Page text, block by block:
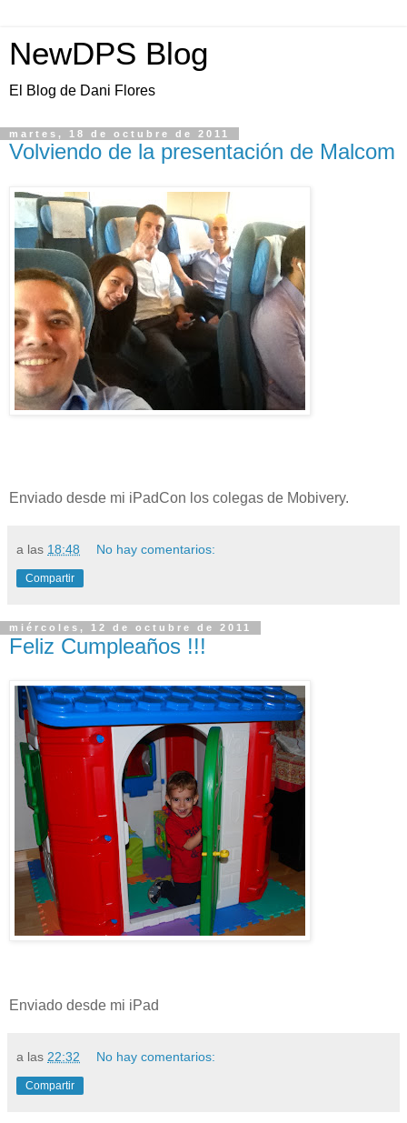
NewDPS Blog
El Blog de Dani Flores
martes, 18 de octubre de 2011
Volviendo de la presentación de Malcom
Enviado desde mi iPadCon los colegas de Mobivery.
a las 18:48 No hay comentarios:
Compartir
miércoles, 12 de octubre de 2011
Feliz Cumpleaños !!!
Enviado desde mi iPad
a las 22:32 No hay comentarios:
Compartir